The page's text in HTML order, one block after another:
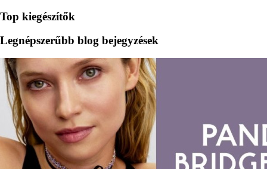
Top kiegészítők
Legnépszerűbb blog bejegyzések